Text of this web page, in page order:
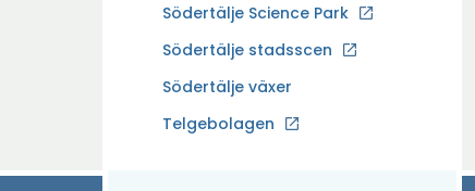
f
ö
n
t
y
t
f
ö
Södertälje Science Park
Ö
p
n
a
Södertälje stadsscen
Södertälje växer
Telgebolagen
Ö